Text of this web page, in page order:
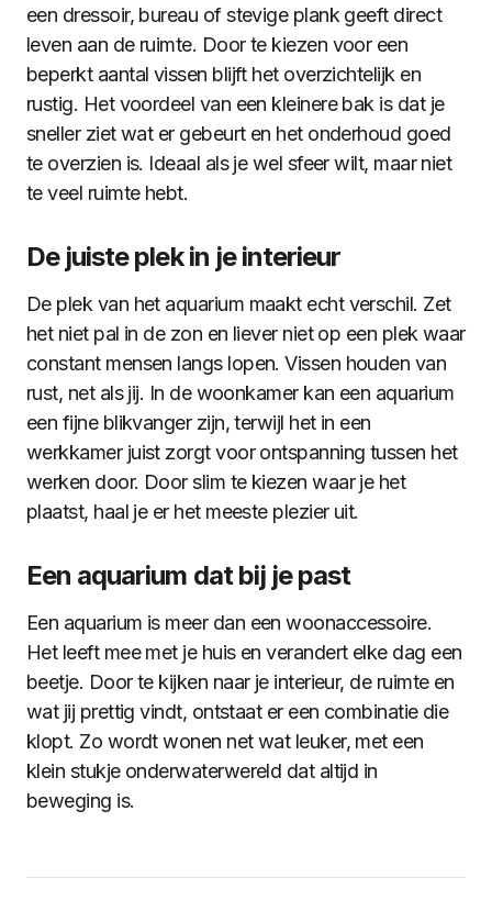
een dressoir, bureau of stevige plank geeft direct
leven aan de ruimte. Door te kiezen voor een
beperkt aantal vissen blijft het overzichtelijk en
rustig. Het voordeel van een kleinere bak is dat je
sneller ziet wat er gebeurt en het onderhoud goed
te overzien is. Ideaal als je wel sfeer wilt, maar niet
te veel ruimte hebt.
De juiste plek in je interieur
De plek van het aquarium maakt echt verschil. Zet
het niet pal in de zon en liever niet op een plek waar
constant mensen langs lopen. Vissen houden van
rust, net als jij. In de woonkamer kan een aquarium
een fijne blikvanger zijn, terwijl het in een
werkkamer juist zorgt voor ontspanning tussen het
werken door. Door slim te kiezen waar je het
plaatst, haal je er het meeste plezier uit.
Een aquarium dat bij je past
Een aquarium is meer dan een woonaccessoire.
Het leeft mee met je huis en verandert elke dag een
beetje. Door te kijken naar je interieur, de ruimte en
wat jij prettig vindt, ontstaat er een combinatie die
klopt. Zo wordt wonen net wat leuker, met een
klein stukje onderwaterwereld dat altijd in
beweging is.